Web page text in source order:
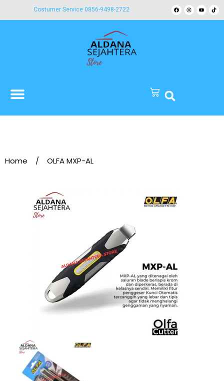
Costumer Service 0856-9498-2722
Home / OLFA MXP-AL